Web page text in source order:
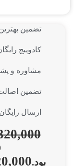
تضمین
کادوپیچ
مشاوره و
تضمین
ارسال
بود.